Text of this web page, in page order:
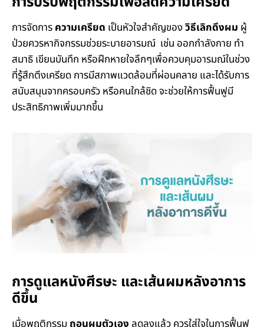
การจัดการความเครียด เป็นหัวใจสำคัญของวิธีเลิกดึงผม ผู้
ป่วยควรหากิจกรรมช่วยระบายอารมณ์ เช่น ออกกำลังกาย ทำ
สมาธิ เขียนบันทึก หรือฝึกหายใจลึกๆเพื่อควบคุมอารมณ์ในช่วง
ที่รู้สึกตึงเครียด การมีสภาพแวดล้อมที่ผ่อนคลาย และได้รับการ
สนับสนุนจากครอบครัว หรือคนใกล้ชิด จะช่วยให้การฟื้นฟูมี
ประสิทธิภาพเพิ่มมากขึ้น
การดูแลหนังศีรษะ และเส้นผมหลังอาการ
ดีขึ้น